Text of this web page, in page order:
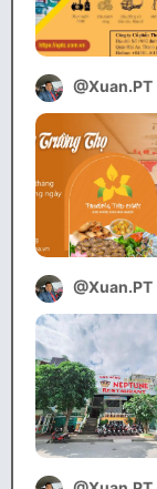
@Xuan.PT
@Xuan.PT